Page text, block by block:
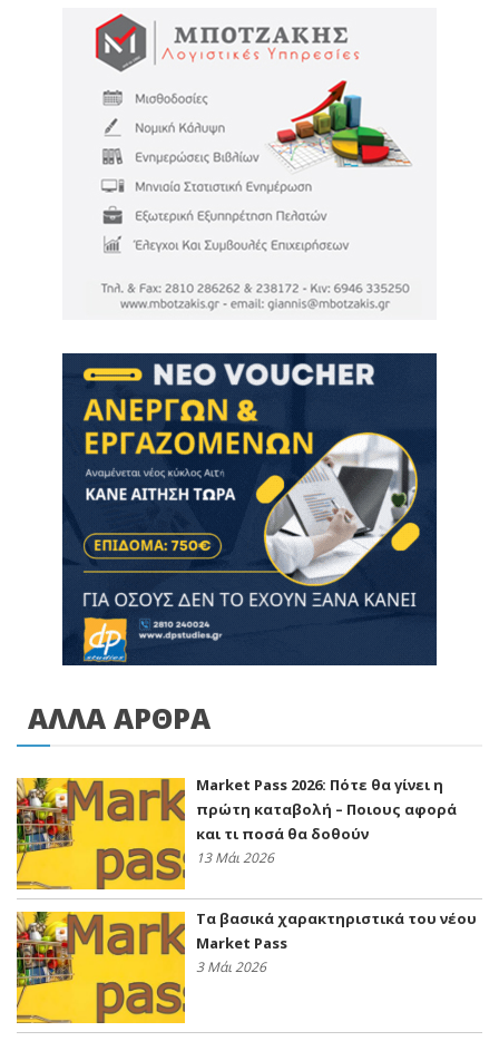
ΑΛΛΑ ΑΡΘΡΑ
Market Pass 2026: Πότε θα γίνει η
πρώτη καταβολή – Ποιους αφορά
και τι ποσά θα δοθούν
13 Μάι 2026
Τα βασικά χαρακτηριστικά του νέου
Market Pass
3 Μάι 2026